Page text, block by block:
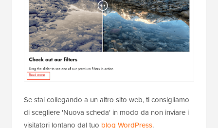
Se stai collegando a un altro sito web, ti consigliamo
di scegliere 'Nuova scheda' in modo da non inviare i
visitatori lontano dal tuo blog WordPress.